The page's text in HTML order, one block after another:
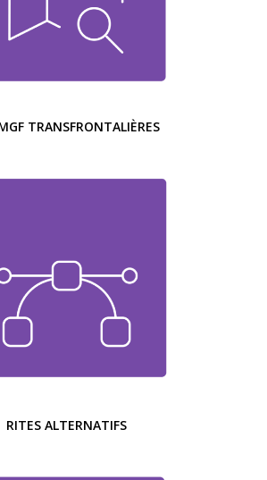
TRANSFRONTALIÈRES
RITES ALTERNATIFS